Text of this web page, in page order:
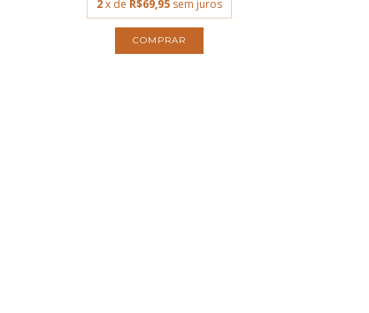
2x de R$69,95 sem juros